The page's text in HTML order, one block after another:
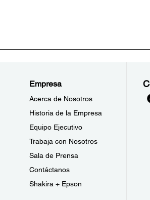
Empresa
Acerca de Nosotros
Historia de la Empresa
Equipo Ejecutivo
Trabaja con Nosotros
Sala de Prensa
Contáctanos
Shakira + Epson